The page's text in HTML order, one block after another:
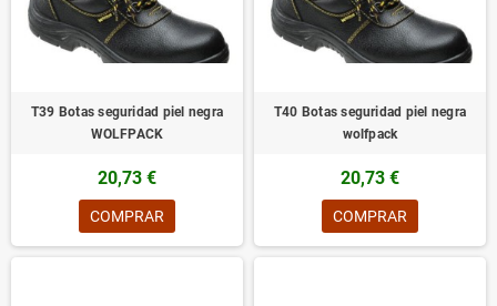
T39 Botas seguridad piel negra
WOLFPACK
20,73 €
COMPRAR
T40 Botas seguridad piel negra
wolfpack
20,73 €
COMPRAR